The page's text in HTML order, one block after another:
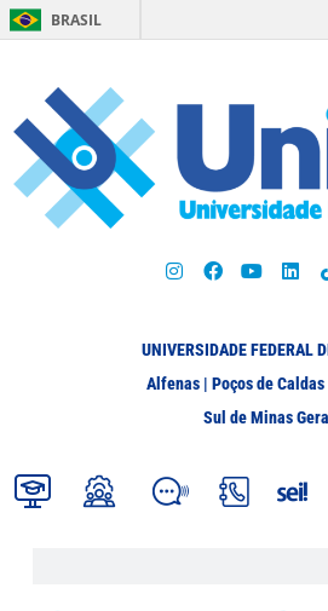
BRASIL
UNIVERSIDADE FEDERAL
Alfenas | Poços de
Sul de Minas